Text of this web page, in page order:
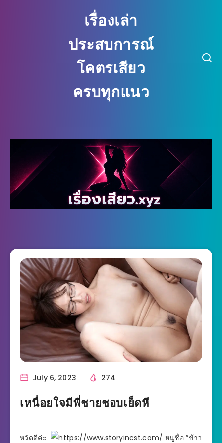
เรื่องเล่า
ประสบการณ์
โคตรเสียว
ครบทุกแนว
July 6, 2023 274
เหนื่อยใจมีพี่ชายชอบเย็ดหี
หวัดดีค่ะ
หนูชื่อ ”ข้าว